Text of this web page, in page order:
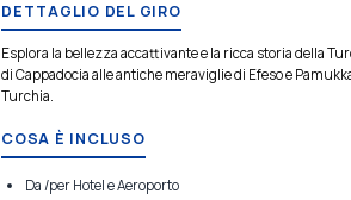
DETTAGLIO DEL GIRO
Esplora la bellezza accattivante e la ricca storia della
di Cappadocia alle antiche meraviglie di Efeso e
Turchia.
COSA È INCLUSO
Da /per Hotel e Aeroporto